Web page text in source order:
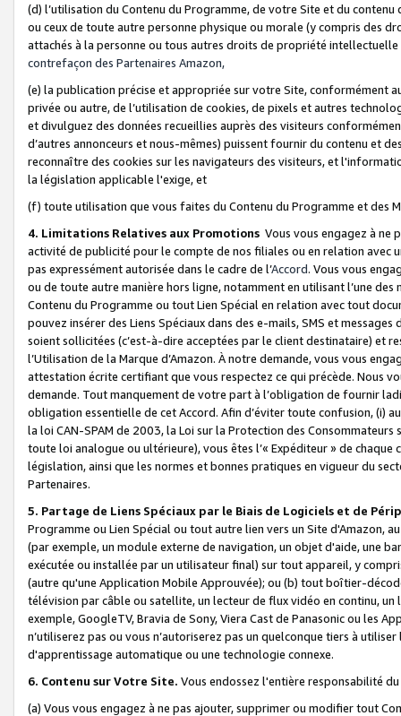
(d) l’utilisation du Contenu du Programme, de votre Site et du
ou ceux de toute autre personne physique ou morale (y compris des
attachés à la personne ou tous autres droits de propriété
contrefaçon des Partenaires Amazon,
(e) la publication précise et appropriée sur votre Site, conformément
privée ou autre, de l’utilisation de cookies, de pixels et autres
et divulguez des données recueillies auprès des visiteurs
d’autres annonceurs et nous-mêmes) puissent fournir du contenu et
reconnaître des cookies sur les navigateurs des visiteurs, et
la législation applicable l'exige, et
(f) toute utilisation que vous faites du Contenu du Programme et des
4. Limitations Relatives aux Promotions Vous vous engagez à ne
activité de publicité pour le compte de nos filiales ou en relation avec
pas expressément autorisée dans le cadre de l’Accord. Vous vous
ou de toute autre manière hors ligne, notamment en utilisant l’une
Contenu du Programme ou tout Lien Spécial en relation avec tout
pouvez insérer des Liens Spéciaux dans des e-mails, SMS et
soient sollicitées (c’est-à-dire acceptées par le client destinataire) et
l’Utilisation de la Marque d’Amazon. À notre demande, vous vous
attestation écrite certifiant que vous respectez ce qui précède. Nous
demande. Tout manquement de votre part à l’obligation de fournir
obligation essentielle de cet Accord. Afin d’éviter toute confusion, (i)
la loi CAN-SPAM de 2003, la Loi sur la Protection des
toute loi analogue ou ultérieure), vous êtes l’« Expéditeur » de
législation, ainsi que les normes et bonnes pratiques en vigueur du
Partenaires.
5. Partage de Liens Spéciaux par le Biais de Logiciels et de
Programme ou Lien Spécial ou tout autre lien vers un Site d'Amazon,
(par exemple, un module externe de navigation, un objet d'aide, une
exécutée ou installée par un utilisateur final) sur tout appareil, y
(autre qu'une Application Mobile Approuvée); ou (b) tout boîtier-
télévision par câble ou satellite, un lecteur de flux vidéo en continu,
exemple, GoogleTV, Bravia de Sony, Viera Cast de Panasonic ou les
n’utiliserez pas ou vous n’autoriserez pas un quelconque tiers à
d'apprentissage automatique ou une technologie connexe.
6. Contenu sur Votre Site. Vous endossez l'entière responsabilité
(a) Vous vous engagez à ne pas ajouter, supprimer ou modifier tout